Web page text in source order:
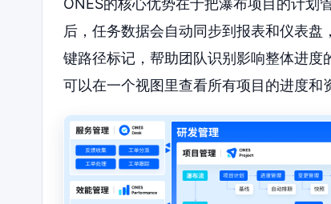
ONES的核心优势在于把瀑布项目的计划
后，任务数据会自动同步到报表和仪表
键路径标记，帮助团队识别影响整体进
可以在一个视图里查看所有项目的进度和